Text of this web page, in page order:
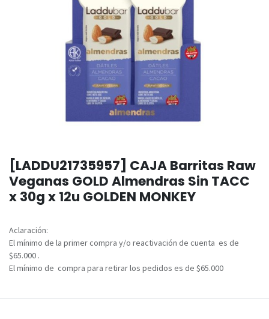
[LADDU21735957] CAJA Barritas Raw
Veganas GOLD Almendras Sin TACC
x 30g x 12u GOLDEN MONKEY
Aclaración:
El mínimo de la primer compra y/o reactivación de cuenta es de
$65.000 .
El mínimo de compra para retirar los pedidos es de $65.000